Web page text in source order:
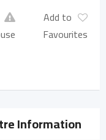
Add to
Favourites
Information